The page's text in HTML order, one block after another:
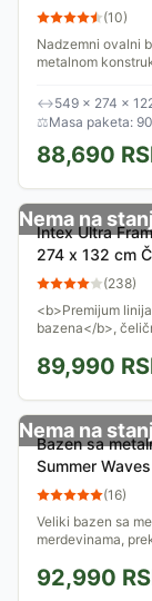
konstrukcijom
(10)
Nadzemni ovalni
metalnom
filterska pumpa,
prekrivač za
Dimenzije bazena
↔549 × 274 ×
⚖Masa paketa:
88,690
Nema na
Intex Ultra
274 x 132 cm
Konstrukcija
(238)
<b>Premijum
bazena</b>,
dubina: 132 cm,
cm, kapacitet
kompletu sa...
89,990
Nema na
Bazen sa
Summer
RX600
(16)
Veliki bazen sa
merdevinama,
92,990